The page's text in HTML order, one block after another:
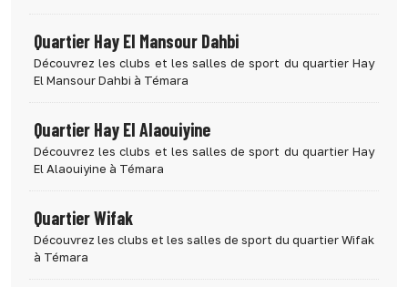
Quartier Hay El Mansour Dahbi
Découvrez les clubs et les salles de sport du quartier Hay
El Mansour Dahbi à Témara
Quartier Hay El Alaouiyine
Découvrez les clubs et les salles de sport du quartier Hay
El Alaouiyine à Témara
Quartier Wifak
Découvrez les clubs et les salles de sport du quartier Wifak
à Témara